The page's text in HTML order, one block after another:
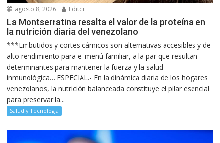
agosto 8, 2026 Editor
La Montserratina resalta el valor de la proteína en
la nutrición diaria del venezolano
***Embutidos y cortes cárnicos son alternativas accesibles y de
alto rendimiento para el menú familiar, a la par que resultan
determinantes para mantener la fuerza y la salud
inmunológica… ESPECIAL.- En la dinámica diaria de los hogares
venezolanos, la nutrición balanceada constituye el pilar esencial
para preservar la...
Salud y Tecnología